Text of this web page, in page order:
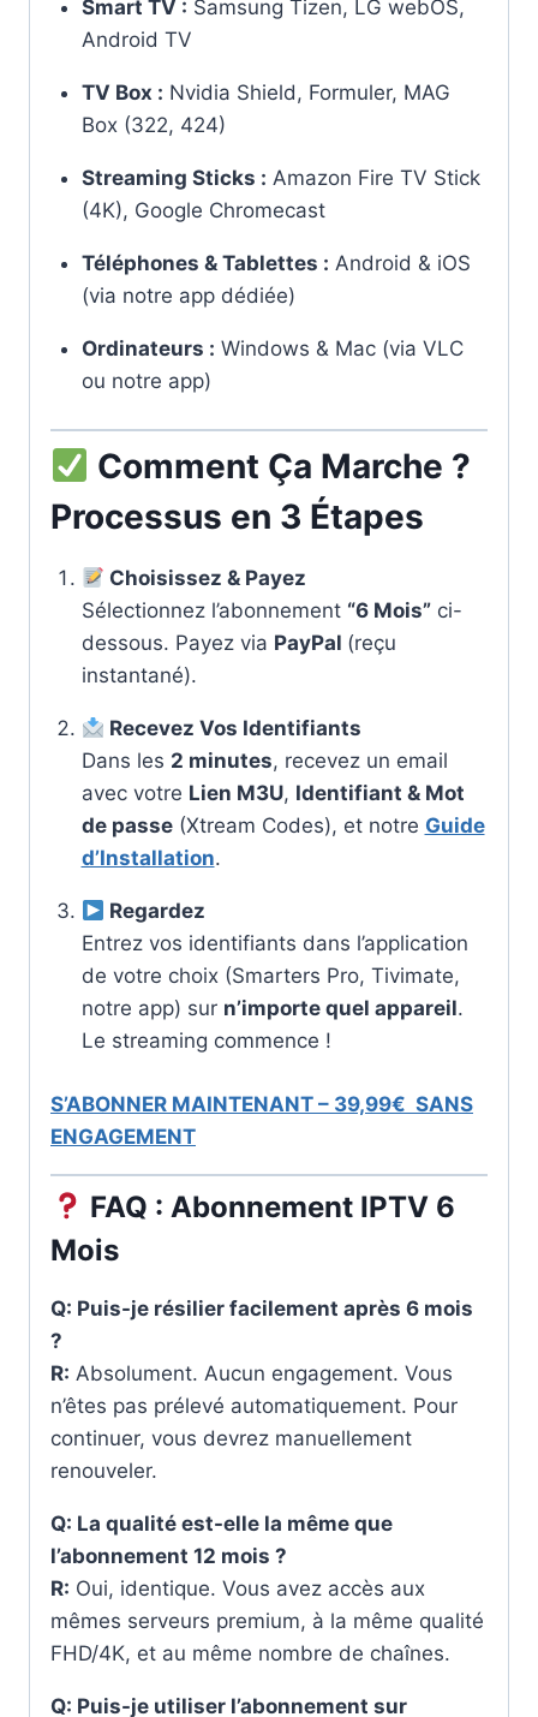
Smart TV : Samsung Tizen, LG webOS,
Android TV
TV Box : Nvidia Shield, Formuler, MAG
Box (322, 424)
Streaming Sticks : Amazon Fire TV Stick
(4K), Google Chromecast
Téléphones & Tablettes : Android & iOS
(via notre app dédiée)
Ordinateurs : Windows & Mac (via VLC
ou notre app)
Comment Ça Marche ?
Processus en 3 Étapes
Choisissez & Payez
Sélectionnez l’abonnement “6 Mois”ci-
dessous. Payez via PayPal (reçu
instantané).
Recevez Vos Identifiants
Dans les 2 minutes, recevez un email
avec votre Lien M3U, Identifiant & Mot
de passe(Xtream Codes), et notre Guide
d’Installation.
Regardez
Entrez vos identifiants dans l’application
de votre choix (Smarters Pro, Tivimate,
notre app) sur n’importe quel appareil.
Le streaming commence !
S’ABONNER MAINTENANT – 39,99€ SANS
ENGAGEMENT
FAQ : Abonnement IPTV 6
Mois
Q: Puis-je résilier facilement après 6 mois
?
R: Absolument. Aucun engagement. Vous
n’êtes pas prélevé automatiquement. Pour
continuer, vous devrez manuellement
renouveler.
Q: La qualité est-elle la même que
l’abonnement 12 mois ?
R: Oui, identique. Vous avez accès aux
mêmes serveurs premium, à la même qualité
FHD/4K, et au même nombre de chaînes.
Q: Puis-je utiliser l’abonnement sur